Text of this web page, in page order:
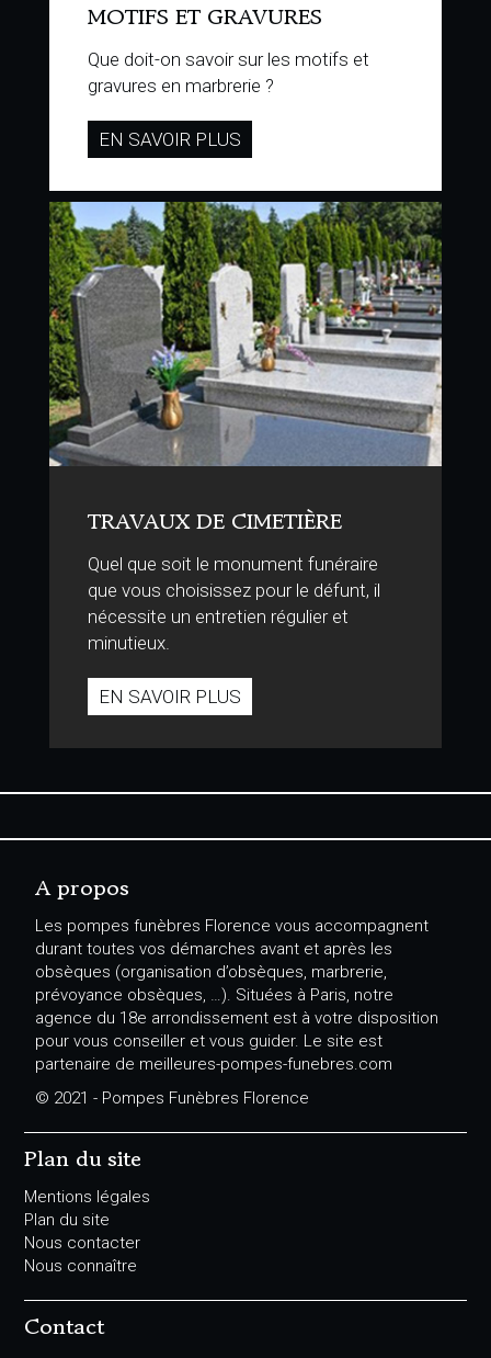
MOTIFS ET GRAVURES
Que doit-on savoir sur les motifs et
gravures en marbrerie ?
EN SAVOIR PLUS
TRAVAUX DE CIMETIÈRE
Quel que soit le monument funéraire
que vous choisissez pour le défunt, il
nécessite un entretien régulier et
minutieux.
EN SAVOIR PLUS
A propos
Les pompes funèbres Florence vous accompagnent
durant toutes vos démarches avant et après les
obsèques (organisation d’obsèques, marbrerie,
prévoyance obsèques, …). Situées à Paris, notre
agence du 18e arrondissement est à votre disposition
pour vous conseiller et vous guider. Le site est
partenaire de meilleures-pompes-funebres.com
© 2021 - Pompes Funèbres Florence
Plan du site
Mentions légales
Plan du site
Nous contacter
Nous connaître
Contact